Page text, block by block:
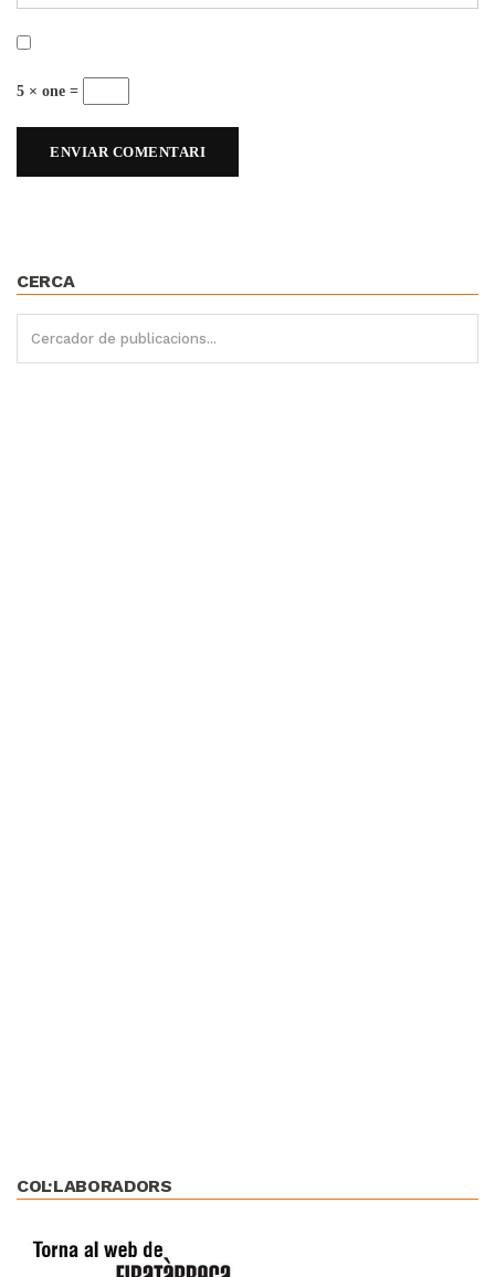
5 × one =
CERCA
COL·LABORADORS